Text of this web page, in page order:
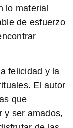
lo material
de esfuerzo
felicidad y la
El autor
que
y ser amados,